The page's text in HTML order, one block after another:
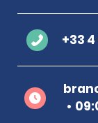
+33 4